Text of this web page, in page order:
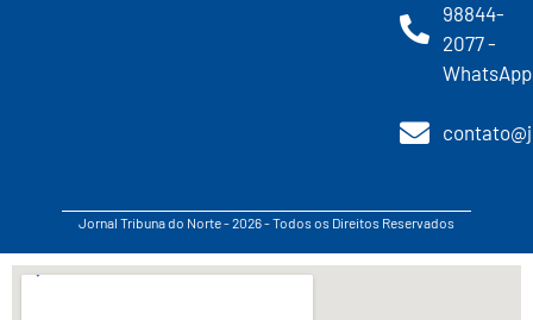
98844-
2077 -
WhatsApp
Jornal Tribuna do Norte - 2026 - Todos os Direitos Reservados